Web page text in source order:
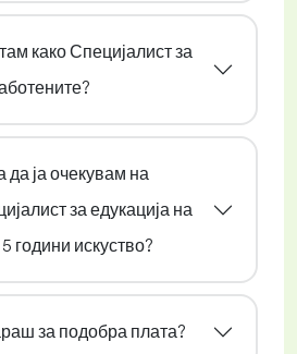
како Специјалист за
да ја очекувам на
за едукација на
години искуство?
за подобра плата?